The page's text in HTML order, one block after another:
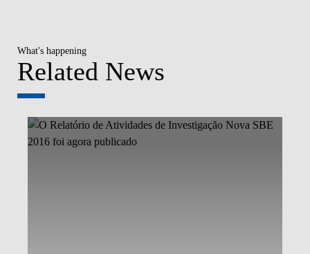
What's happening
Related News